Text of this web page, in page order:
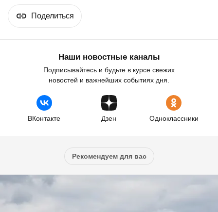
Поделиться
Наши новостные каналы
Подписывайтесь и будьте в курсе свежих
новостей и важнейших событиях дня.
ВКонтакте Дзен Одноклассники
Рекомендуем для вас